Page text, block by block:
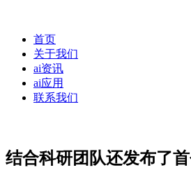
首页
关于我们
ai资讯
ai应用
联系我们
结合科研团队还发布了